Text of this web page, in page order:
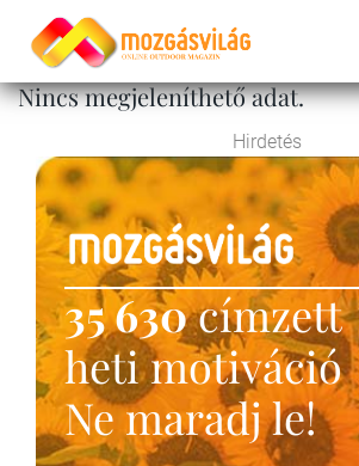
Nincs megjeleníthető adat.
Hirdetés
35 630címzett
heti motiváció
Ne maradj le!